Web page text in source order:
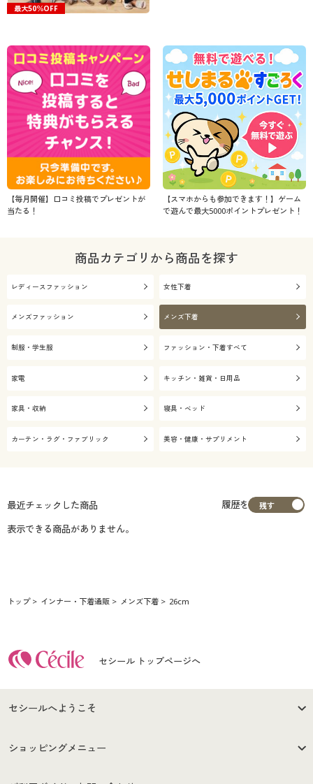
最大50％OFF
【毎月開催】口コミ投稿でプレゼントが
当たる！
【スマホからも参加できます！】ゲーム
で遊んで最大5000ポイントプレゼント！
商品カテゴリから商品を探す
レディースファッション 女性下着
メンズファッション メンズ下着
制服・学生服 ファッション・下着すべて
家電 キッチン・雑貨・日用品
家具・収納 寝具・ベッド
カーテン・ラグ・ファブリック 美容・健康・サプリメント
最近チェックした商品
履歴を
表示できる商品がありません。
トップ インナー・下着通販 メンズ下着 26cm
セシール トップページへ
セシールへようこそ
はじめての方へ
セシールご利用規約
ショッピングメニュー